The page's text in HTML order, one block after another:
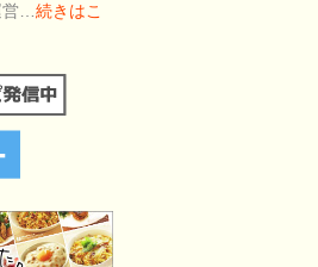
… 続きはこ